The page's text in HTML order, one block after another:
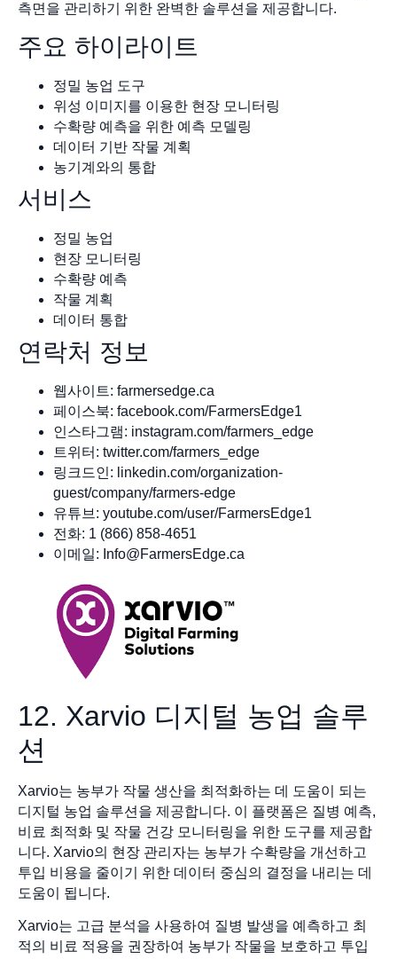
측면을 관리하기 위한 완벽한 솔루션을 제공합니다.
주요 하이라이트
정밀 농업 도구
위성 이미지를 이용한 현장 모니터링
수확량 예측을 위한 예측 모델링
데이터 기반 작물 계획
농기계와의 통합
서비스
정밀 농업
현장 모니터링
수확량 예측
작물 계획
데이터 통합
연락처 정보
웹사이트: farmersedge.ca
페이스북: facebook.com/FarmersEdge1
인스타그램: instagram.com/farmers_edge
트위터: twitter.com/farmers_edge
링크드인: linkedin.com/organization-
guest/company/farmers-edge
유튜브: youtube.com/user/FarmersEdge1
전화: 1 (866) 858-4651
이메일: Info@FarmersEdge.ca
12. Xarvio 디지털 농업 솔루
션
Xarvio는 농부가 작물 생산을 최적화하는 데 도움이 되는
디지털 농업 솔루션을 제공합니다. 이 플랫폼은 질병 예측,
비료 최적화 및 작물 건강 모니터링을 위한 도구를 제공합
니다. Xarvio의 현장 관리자는 농부가 수확량을 개선하고
투입 비용을 줄이기 위한 데이터 중심의 결정을 내리는 데
도움이 됩니다.
Xarvio는 고급 분석을 사용하여 질병 발생을 예측하고 최
적의 비료 적용을 권장하여 농부가 작물을 보호하고 투입